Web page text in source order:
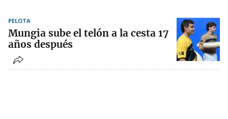
PELOTA
Mungia sube el telón a la cesta 17
años después